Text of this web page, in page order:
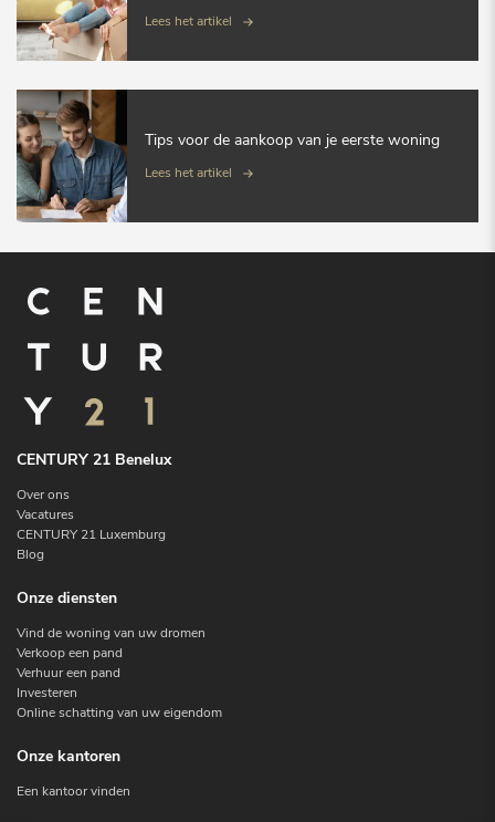
Lees het artikel
Tips voor de aankoop van je eerste woning
Lees het artikel
CENTURY 21 Benelux
Over ons
Vacatures
CENTURY 21 Luxemburg
Blog
Onze diensten
Vind de woning van uw dromen
Verkoop een pand
Verhuur een pand
Investeren
Online schatting van uw eigendom
Onze kantoren
Een kantoor vinden